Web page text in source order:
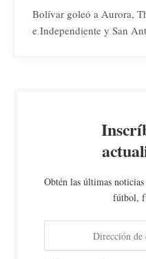
Bolívar goleó a Aurora,
e Independiente y San
Obtén las últimas
fútbol,